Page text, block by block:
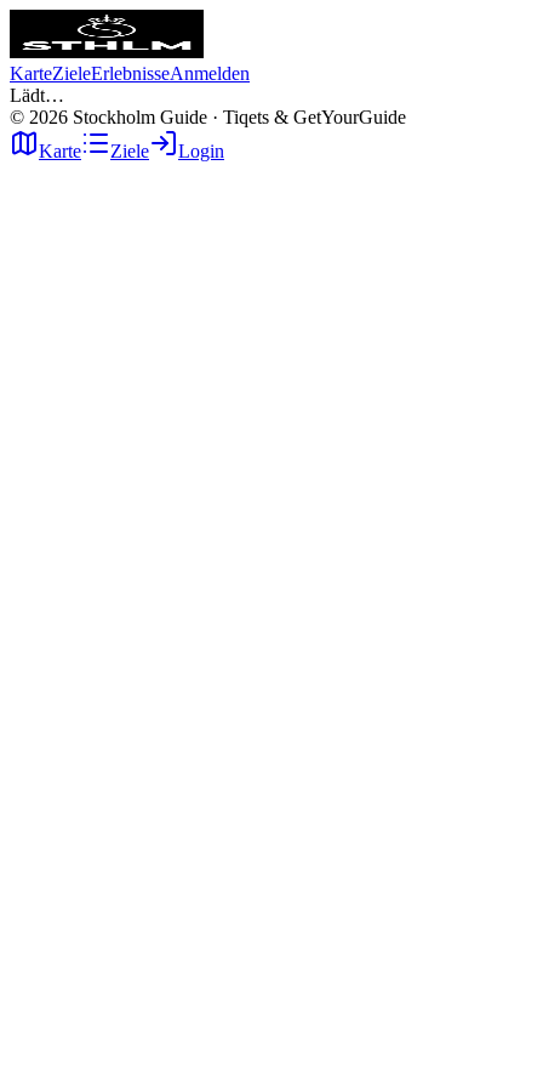
KarteZieleErlebnisseAnmelden
Lädt…
© 2026 Stockholm Guide · Tiqets & GetYourGuide
Karte
Ziele Login